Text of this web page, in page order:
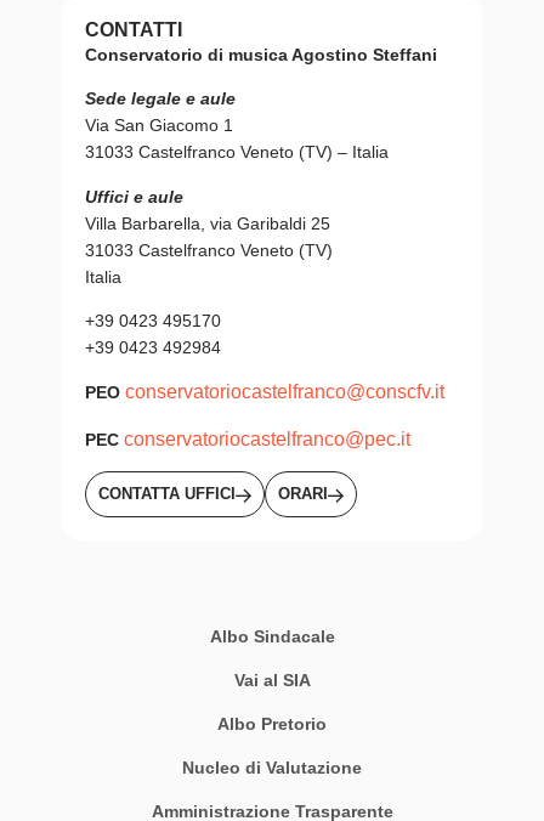
CONTATTI
Conservatorio di musica Agostino Steffani
Sede legale e aule
Via San Giacomo 1
31033 Castelfranco Veneto (TV) – Italia
Uffici e aule
Villa Barbarella, via Garibaldi 25
31033 Castelfranco Veneto (TV)
Italia
+39 0423 495170
+39 0423 492984
PEO conservatoriocastelfranco@conscfv.it
PEC conservatoriocastelfranco@pec.it
CONTATTA UFFICI ORARI
Albo Sindacale
Vai al SIA
Albo Pretorio
Nucleo di Valutazione
Amministrazione Trasparente